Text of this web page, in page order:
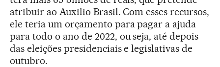
atribuir ao Auxilio Brasil. Com esses recursos,
ele teria um orçamento para pagar a ajuda
para todo o ano de 2022, ou seja, até depois
das eleições presidenciais e legislativas de
outubro.